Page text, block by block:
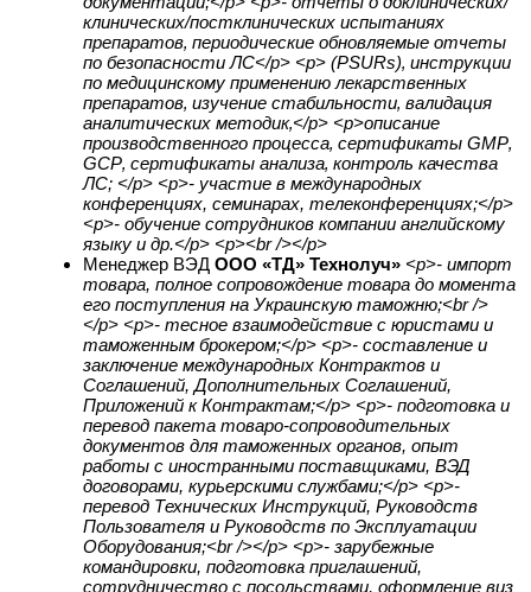
клинических/постклинических испытаниях
препаратов‚ периодические обновляемые отчеты
по безопасности ЛС</p> <p> (PSURs)‚ инструкции
по медицинскому применению лекарственных
препаратов‚ изучение стабильности‚ валидация
аналитических методик‚</p> <p>описание
производственного процесса‚ сертификаты GMP‚
GСP‚ сертификаты анализа‚ контроль качества
ЛС; </p> <p>- участие в международных
конференциях, семинарах, телеконференциях;</p>
<p>- обучение сотрудников компании английскому
языку и др.</p> <p><br /></p>
Менеджер ВЭД ООО «ТД» Технолуч» <p>- импорт
товара, полное сопровождение товара до момента
его поступления на Украинскую таможню;<br />
</p> <p>- тесное взаимодействие с юристами и
таможенным брокером;</p> <p>- составление и
заключение международных Контрактов и
Соглашений, Дополнительных Соглашений,
Приложений к Контрактам;</p> <p>- подготовка и
перевод пакета товаро-сопроводительных
документов для таможенных органов, опыт
работы с иностранными поставщиками, ВЭД
договорами, курьерскими службами;</p> <p>-
перевод Технических Инструкций, Руководств
Пользователя и Руководств по Эксплуатации
Оборудования;<br /></p> <p>- зарубежные
командировки, подготовка приглашений,
сотрудничество с посольствами, оформление виз